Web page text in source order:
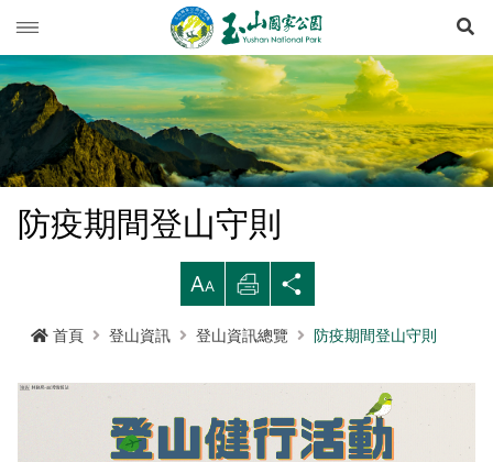
玉山動態
新聞快訊
活動列車
活動報名
登山步道開放狀況
園區氣象
RSS訂閱
旅遊導引
旅遊須知
遊憩型態
緊急連絡電話
西北園區
東部園區
水里遊客中心
塔塔加遊客中心
登山資訊
登山資訊總覽
步道分級與步道系統
登山安全
高山急難救護
可通訊參考點
八通關越嶺步道系統
南橫三山及關山步道系統
南二段步道系統
生態保育
地形
地質
歷史人文
布農族
八通關古道
黑熊專區
臺灣黑熊科普
環教理念
課程介紹
多媒體專區
線上玉山
影音出版品
行政服務
玉山國家公園
防疫期間登山守則
大 列
印 享
首頁 登山資訊 登山資訊總覽 防疫期間登山守則